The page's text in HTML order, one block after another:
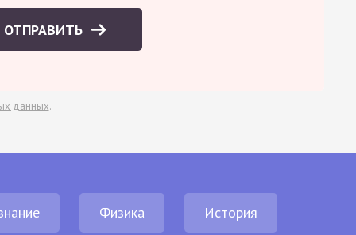
ОТПРАВИТЬ
данных.
Физика История